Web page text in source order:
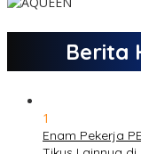
Berita
1
Enam Pekerja